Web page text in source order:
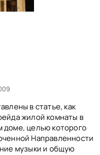
в статье, как
жилой комнаты в
доме, целью которого
Направленности
музыки и общую